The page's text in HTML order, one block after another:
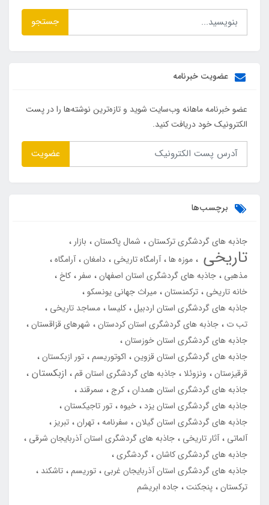
جستجو
عضویت خبرنامه
عضو خبرنامه ماهانه وب‌سایت شوید و تازه‌ترین نوشته‌ها را در پست
الکترونیک خود دریافت کنید.
عضویت
برچسب‌ها
جاذبه های گردشگری ترکستان شمال پاکستان بازار
تاریخی موزه ها آرامگاه تاریخی دامغان آرامگاه
مذهبی
جاذبه های گردشگری استان اصفهان سفر
کاخ
خانه تاریخی
ترکمنستان میراث جهانی یونسکو
جاذبه های گردشگری استان اردبیل کلیسا مساجد تاریخی
تب ت
جاذبه های گردشگری استان کردستان
شهرهای قزاقستان
جاذبه های گردشگری استان خوزستان
جاذبه های گردشگری استان قزوین
اکوتوریسم تور ازبکستان
قرقیزستان
ونزوئلا جاذبه های گردشگری استان قم ازبکستان
جاذبه های گردشگری استان همدان کرج
سمرقند
جاذبه های گردشگری استان یزد
خیوه تور تاجیکستان
جاذبه های گردشگری استان گیلان
سفرنامه تهران تبریز
آلماتی
آثار تاریخی
جاذبه های گردشگری استان آذربایجان شرقی
جاذبه های گردشگری کاشان گردشگری
جاذبه های گردشگری استان آذربایجان غربی
توریسم تاشکند
ترکستان پنجکنت جاده ابریشم